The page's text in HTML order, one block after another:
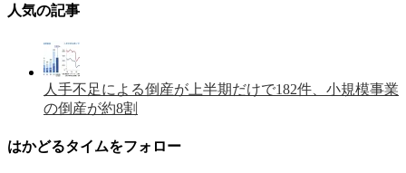
人気の記事
人手不足による倒産が上半期だけで182件、小規模事業
の倒産が約8割
はかどるタイムをフォロー